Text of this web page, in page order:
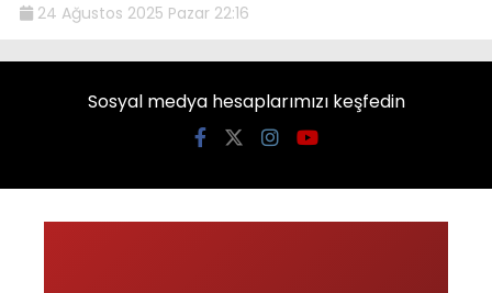
24 Ağustos 2025 Pazar 22:16
Sosyal medya hesaplarımızı keşfedin